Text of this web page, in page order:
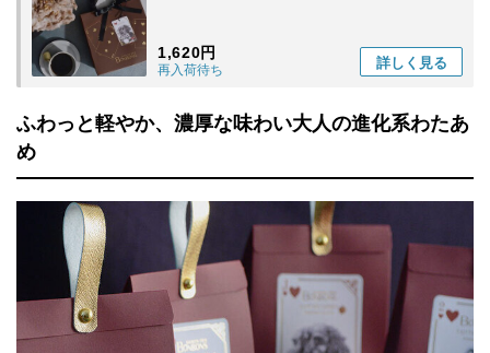
1,620円
再入荷待ち 詳しく 見る
ふわっと軽やか、濃厚な味わい大人の進化系わたあ
め